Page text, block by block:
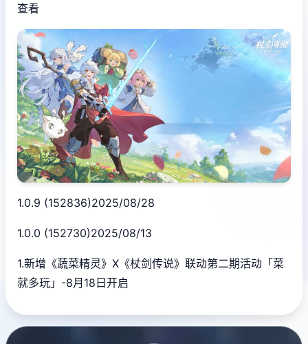
查看
1.0.9 (152836)2025/08/28
1.0.0 (152730)2025/08/13
1.新增《蔬菜精灵》X《杖剑传说》联动第二期活动「菜
就多玩」-8月18日开启